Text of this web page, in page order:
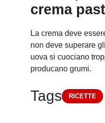
crema
La crema deve
non deve superare
uova si cuociano
producano grumi.
Tags RICETTE